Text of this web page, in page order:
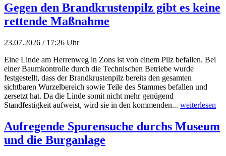
Gegen den Brandkrustenpilz gibt es keine
rettende Maßnahme
23.07.2026 / 17:26 Uhr
Eine Linde am Herrenweg in Zons ist von einem Pilz befallen. Bei
einer Baumkontrolle durch die Technischen Betriebe wurde
festgestellt, dass der Brandkrustenpilz bereits den gesamten
sichtbaren Wurzelbereich sowie Teile des Stammes befallen und
zersetzt hat. Da die Linde somit nicht mehr genügend
Standfestigkeit aufweist, wird sie in den kommenden... weiterlesen
Aufregende Spurensuche durchs Museum
und die Burganlage